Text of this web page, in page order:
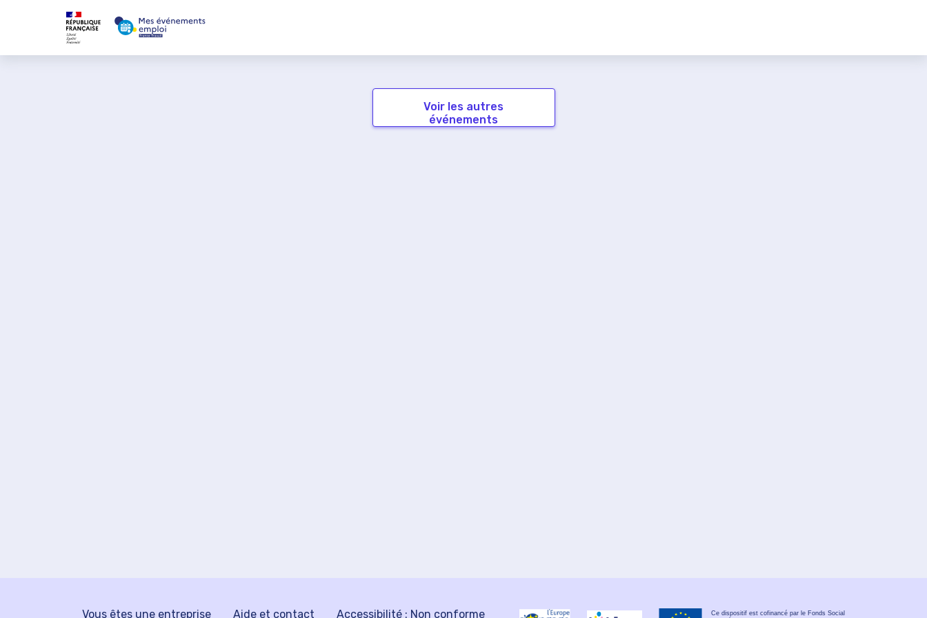
Voir les autres
événements
Vous êtes une entreprise Aide et contact Accessibilité : Non conforme
Ce dispositif est cofinancé par le Fonds Social